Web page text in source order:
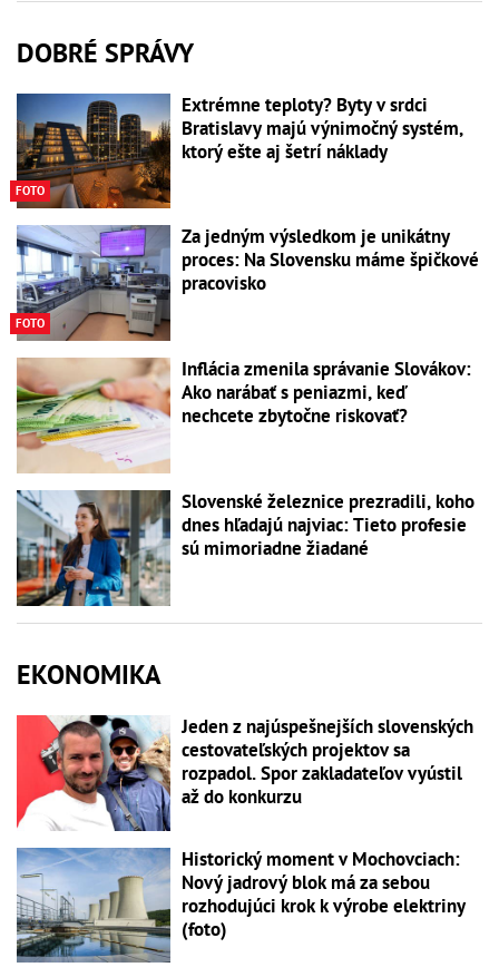
DOBRÉ SPRÁVY
FOTO
Extrémne teploty? Byty v srdci
Bratislavy majú výnimočný systém,
ktorý ešte aj šetrí náklady
FOTO
Za jedným výsledkom je unikátny
proces: Na Slovensku máme špičkové
pracovisko
Inflácia zmenila správanie Slovákov:
Ako narábať s peniazmi, keď
nechcete zbytočne riskovať?
Slovenské železnice prezradili, koho
dnes hľadajú najviac: Tieto profesie
sú mimoriadne žiadané
EKONOMIKA
Jeden z najúspešnejších slovenských
cestovateľských projektov sa
rozpadol. Spor zakladateľov vyústil
až do konkurzu
Historický moment v Mochovciach:
Nový jadrový blok má za sebou
rozhodujúci krok k výrobe elektriny
(foto)